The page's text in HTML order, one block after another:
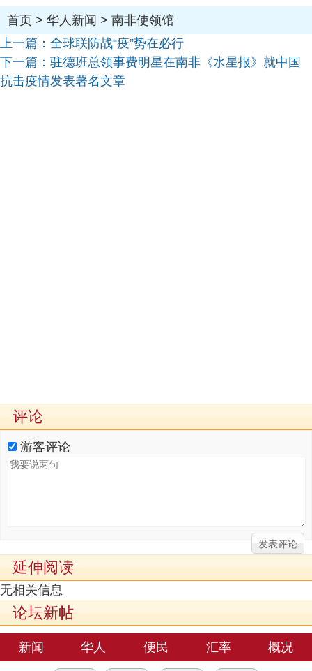
首页 > 华人新闻 > 南非使领馆
上一篇： 全球联防战“疫”势在必行
下一篇： 驻德班总领事费明星在南非《水星报》就中国
抗击疫情发表署名文章
评论
游客评论
延伸阅读
无相关信息
论坛新帖
新闻 华人 便民 汇率 概况